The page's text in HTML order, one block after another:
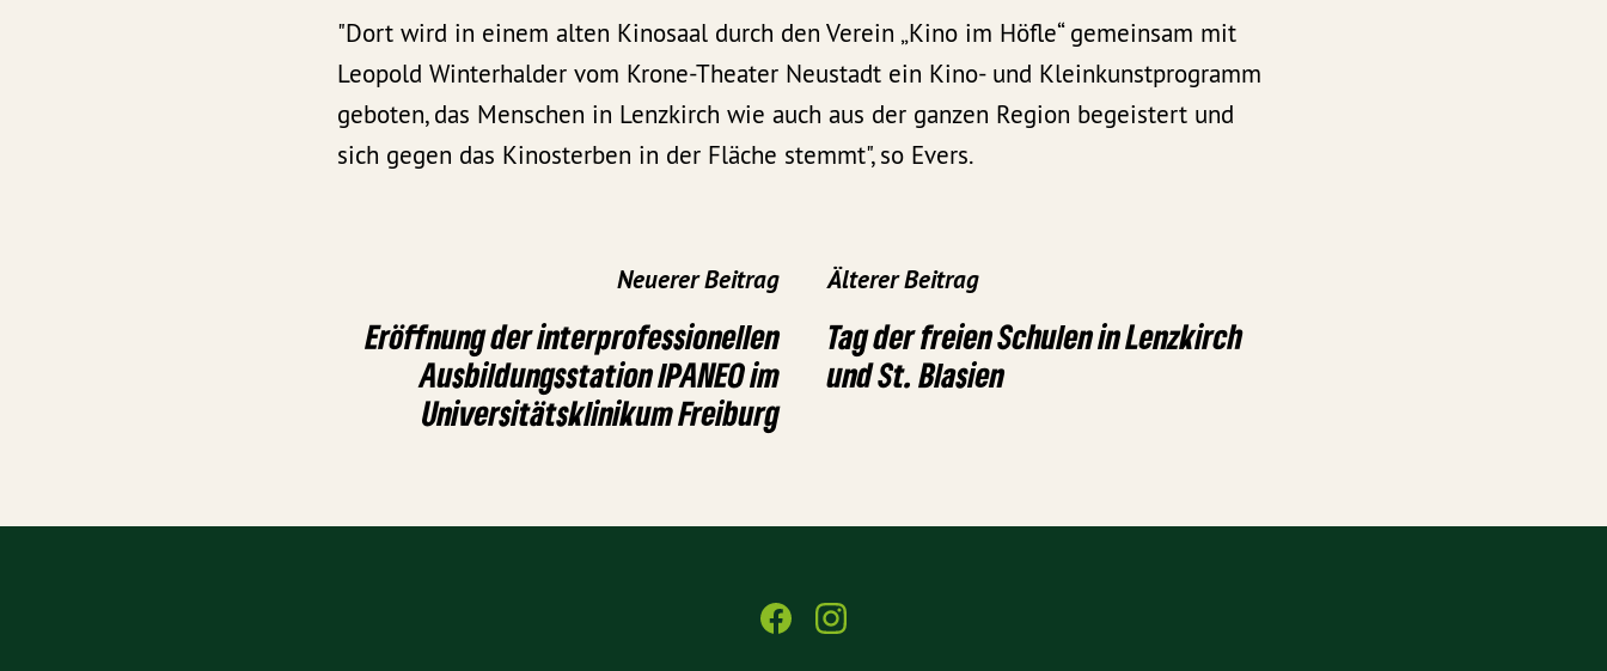
"Dort wird in einem alten Kinosaal durch den Verein „Kino im Höfle“ gemeinsam mit
Leopold Winterhalder vom Krone-Theater Neustadt ein Kino- und Kleinkunstprogramm
geboten, das Menschen in Lenzkirch wie auch aus der ganzen Region begeistert und
sich gegen das Kinosterben in der Fläche stemmt", so Evers.
Neuerer Beitrag
Eröffnung der interprofessionellen
Ausbildungsstation IPANEO im
Universitätsklinikum Freiburg
Älterer Beitrag
Tag der freien Schulen in Lenzkirch
und St. Blasien